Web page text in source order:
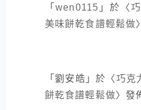
「wen0115 」於〈
美味餅乾食譜輕鬆做
「劉安皓 」於〈巧克
餅乾食譜輕鬆做〉發